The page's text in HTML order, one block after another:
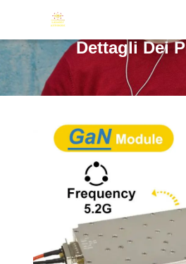
Dettagli Dei